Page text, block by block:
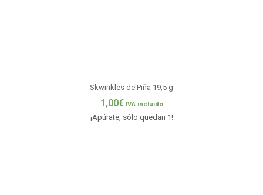
Skwinkles de Piña 19,5 g
1,00€ IVA incluido
¡Apúrate, sólo quedan 1!